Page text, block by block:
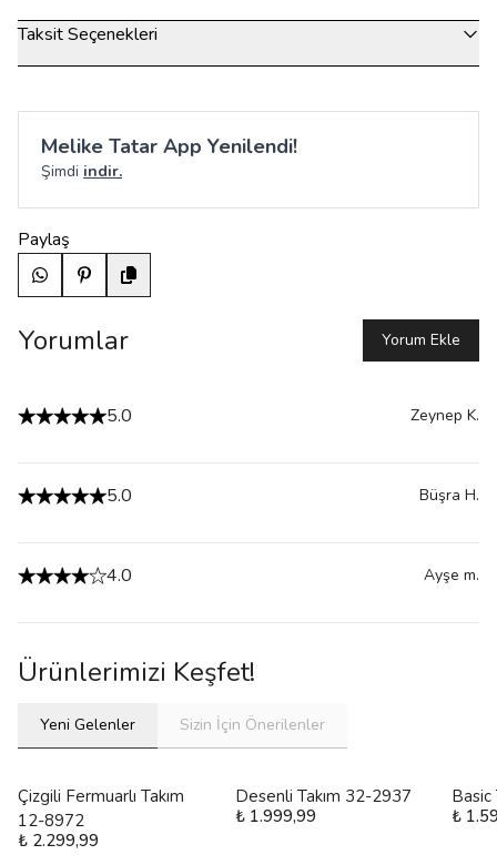
Taksit Seçenekleri
Melike Tatar App Yenilendi!
Şimdi indir.
Paylaş
Yorumlar Yorum Ekle
5.0 Zeynep K.
5.0 Büşra H.
4.0 Ayşe m.
Ürünlerimizi Keşfet!
Yeni Gelenler Sizin İçin Önerilenler
Çizgili Fermuarlı Takım
12-8972
₺ 2.299,99
Desenli Takım 32-2937
₺ 1.999,99
Basic
₺